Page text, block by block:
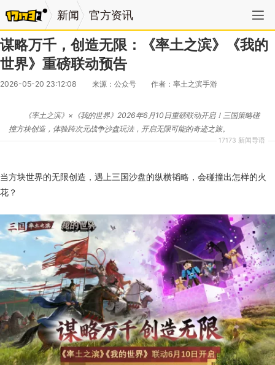
新闻 官方资讯
谋略万千，创造无限：《率土之滨》《我的
世界》重磅联动预告
2026-05-20 23:12:08 来源：公众号 作者：率土之滨手游
17173 新闻导语
《率土之滨》×《我的世界》2026年6月10日重磅联动开启！三国策略碰
撞方块创造，体验跨次元战争沙盘玩法，开启无限可能的奇迹之旅。
当方块世界的无限创造，遇上三国沙盘的纵横韬略，会碰撞出怎样的火
花？